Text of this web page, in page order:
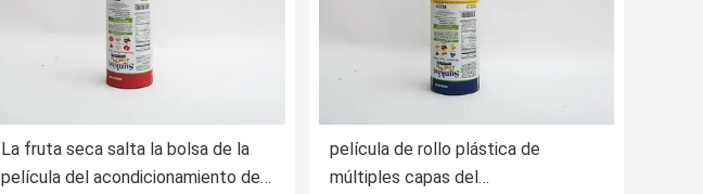
La fruta seca salta la bolsa de la
película del acondicionamiento de
película de rollo plástica de
múltiples capas del